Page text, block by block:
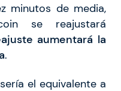
minutos de media,
se reajustará
aumentará la
.
el equivalente a